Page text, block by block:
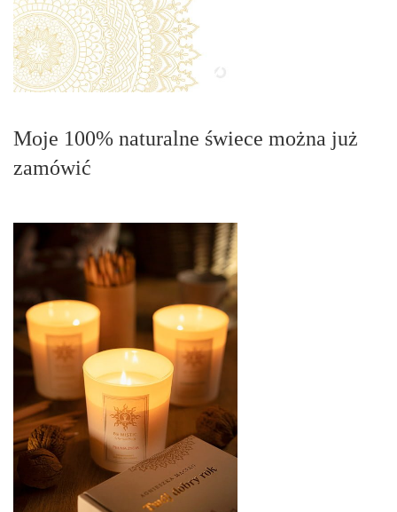
Moje 100% naturalne świece można już
zamówić